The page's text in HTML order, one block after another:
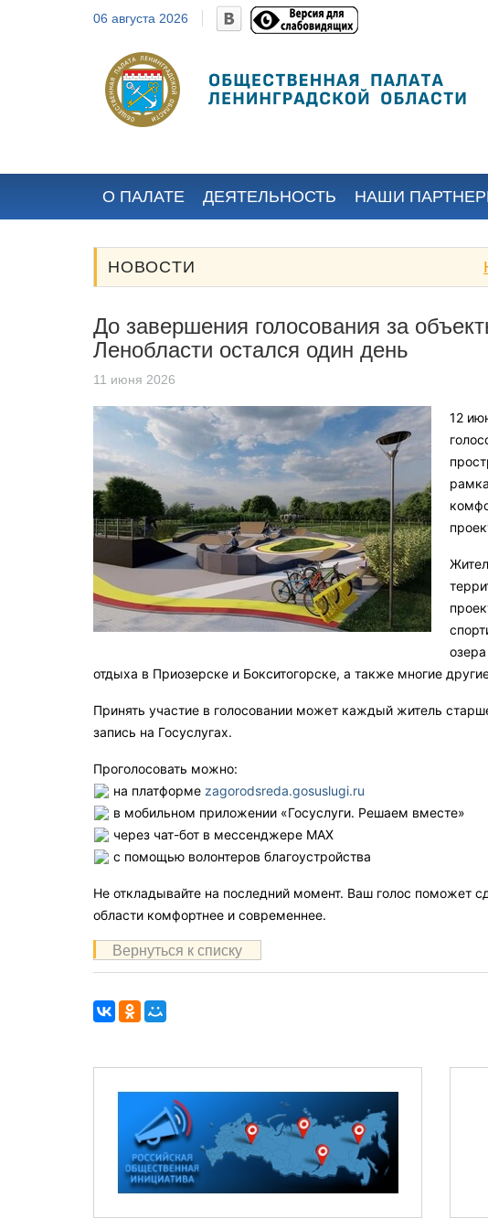
06 августа 2026
Максим
Евгеньевич
(полномочия
Николаевич
Назначен
Постановлением
Законодательного
О ПАЛАТЕ ДЕЯТЕЛЬНОСТЬ НАШИ
НОВОСТИ
До завершения голосования за
Ленобласти остался один день
11 июня 2026
12
отдыха в Приозерске и Бокситогорске, а также многие
Принять участие в голосовании может каждый житель
запись на Госуслугах.
Проголосовать можно:
на платформе zagorodsreda.gosuslugi.ru
в мобильном приложении «Госуслуги. Решаем вместе»
через чат-бот в мессенджере MAX
с помощью волонтеров благоустройства
Не откладывайте на последний момент. Ваш голос поможет
области комфортнее и современнее.
Вернуться к списку